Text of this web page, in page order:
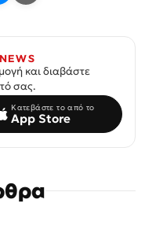
και διαβάστε
σας.
Κατεβάστε το από το
App Store